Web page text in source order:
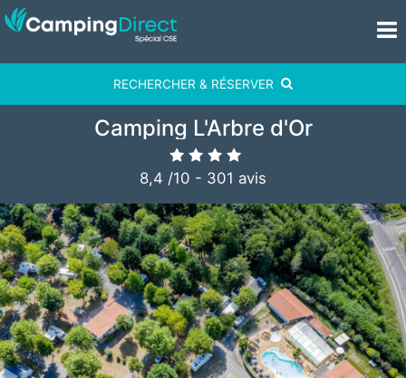
RECHERCHER & RÉSERVER
Camping L'Arbre d'Or
8,4 /10 - 301 avis